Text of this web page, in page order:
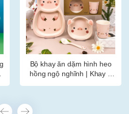
Bộ khay ăn dặm hình heo
hồng ngộ nghĩnh | Khay 2